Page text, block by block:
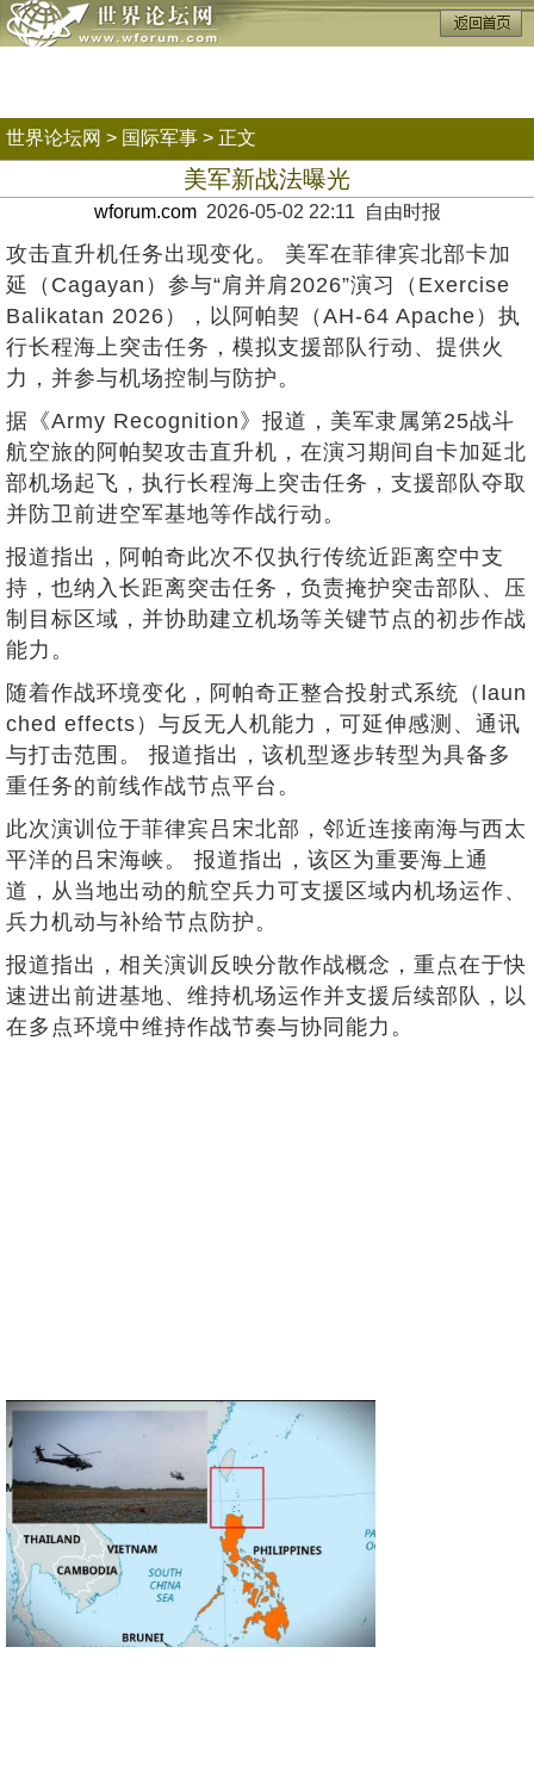
世界论坛网 > 国际军事 > 正文
美军新战法曝光
wforum.com2026-05-02 22:11 自由时报
攻击直升机任务出现变化。 美军在菲律宾北部卡加
延（Cagayan）参与“肩并肩2026”演习（Exercise
Balikatan 2026），以阿帕契（AH-64 Apache）执
行长程海上突击任务，模拟支援部队行动、提供火
力，并参与机场控制与防护。
据《Army Recognition》报道，美军隶属第25战斗
航空旅的阿帕契攻击直升机，在演习期间自卡加延北
部机场起飞，执行长程海上突击任务，支援部队夺取
并防卫前进空军基地等作战行动。
报道指出，阿帕奇此次不仅执行传统近距离空中支
持，也纳入长距离突击任务，负责掩护突击部队、压
制目标区域，并协助建立机场等关键节点的初步作战
能力。
随着作战环境变化，阿帕奇正整合投射式系统（laun
ched effects）与反无人机能力，可延伸感测、通讯
与打击范围。 报道指出，该机型逐步转型为具备多
重任务的前线作战节点平台。
此次演训位于菲律宾吕宋北部，邻近连接南海与西太
平洋的吕宋海峡。 报道指出，该区为重要海上通
道，从当地出动的航空兵力可支援区域内机场运作、
兵力机动与补给节点防护。
报道指出，相关演训反映分散作战概念，重点在于快
速进出前进基地、维持机场运作并支援后续部队，以
在多点环境中维持作战节奏与协同能力。